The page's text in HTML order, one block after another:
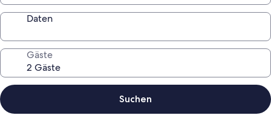
Daten
Gäste
Suchen